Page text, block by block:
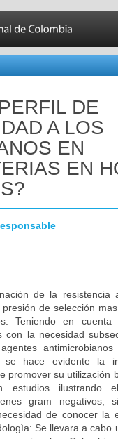
DE
A LOS
EN
EN
de la resistencia
de selección
Teniendo en
con la necesidad
se hace evidente la
promover su utilización
estudios ilustrando
gram negativos,
de conocer la
Se llevara a cabo